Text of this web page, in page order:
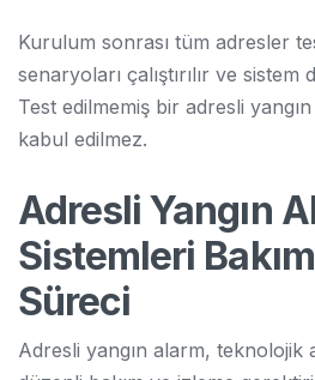
Kurulum sonrası tüm adresler
senaryoları çalıştırılır ve sistem
Test edilmemiş bir adresli
kabul edilmez.
Adresli Yangın
Sistemleri
Süreci
Adresli yangın alarm, teknolojik